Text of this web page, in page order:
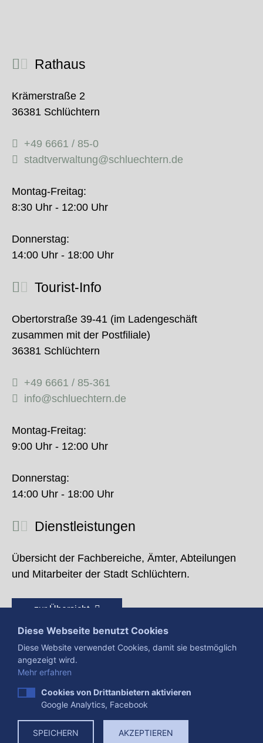
Rathaus
Krämerstraße 2
36381 Schlüchtern
+49 6661 / 85-0
stadtverwaltung@schluechtern.de
Montag-Freitag:
8:30 Uhr - 12:00 Uhr
Donnerstag:
14:00 Uhr - 18:00 Uhr
Tourist-Info
Obertorstraße 39-41 (im Ladengeschäft
zusammen mit der Postfiliale)
36381 Schlüchtern
+49 6661 / 85-361
info@schluechtern.de
Montag-Freitag:
9:00 Uhr - 12:00 Uhr
Donnerstag:
14:00 Uhr - 18:00 Uhr
Dienstleistungen
Übersicht der Fachbereiche, Ämter, Abteilungen
und Mitarbeiter der Stadt Schlüchtern.
zur Übersicht
Presse Impressum
Datenschutzerklärung
Datenverarbeitung
Cookies
Diese Webseite benutzt Cookies
Diese Website verwendet Cookies, damit sie bestmöglich
angezeigt wird.
Mehr erfahren
Cookies von Drittanbietern aktivieren
Google Analytics, Facebook
SPEICHERN AKZEPTIEREN